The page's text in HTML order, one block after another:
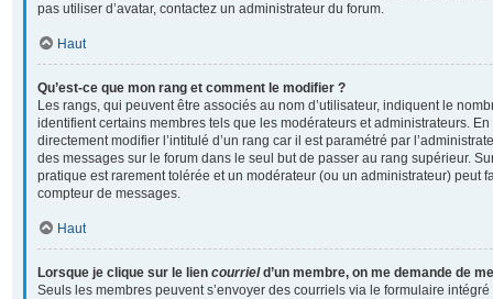
pas utiliser d’avatar, contactez un administrateur du forum.
Haut
Qu’est-ce que mon rang et comment le modifier ?
Les rangs, qui peuvent être associés au nom d’utilisateur, indiquent le
identifient certains membres tels que les modérateurs et administrateurs.
directement modifier l’intitulé d’un rang car il est paramétré par
des messages sur le forum dans le seul but de passer au rang supérieur.
pratique est rarement tolérée et un modérateur (ou un administrateur) peut
compteur de messages.
Haut
Lorsque je clique sur le lien courrield’un membre, on me demande de
Seuls les membres peuvent s’envoyer des courriels via le formulaire